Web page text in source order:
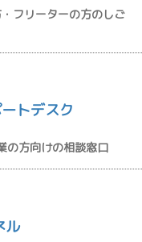
フリーターの方のしご
トデスク
の方向けの相談窓口
ル